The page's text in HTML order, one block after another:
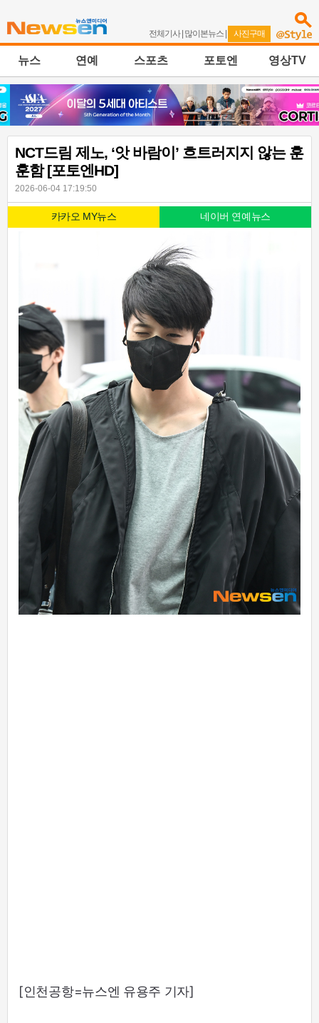
전체기사| 많이본뉴스 | 사진구매
뉴스 연예 스포츠 포토엔 영상TV
NCT드림 제노, ‘앗 바람이’ 흐트러지지 않는 훈
훈함 [포토엔HD]
2026-06-04 17:19:50
카카오 MY뉴스 네이버 연예뉴스
[인천공항=뉴스엔 유용주 기자]